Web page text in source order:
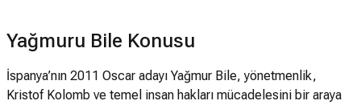
Yağmuru Bile Konusu
İspanya’nın 2011 Oscar adayı Yağmur Bile, yönetmenlik,
Kristof Kolomb ve temel insan hakları mücadelesini bir araya